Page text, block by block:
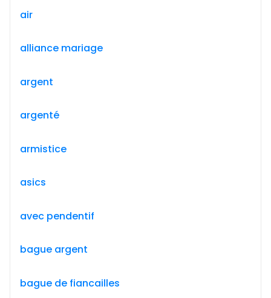
air
alliance mariage
argent
argenté
armistice
asics
avec pendentif
bague argent
bague de fiancailles